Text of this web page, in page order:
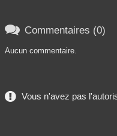
 Commentaires (0)
Aucun commentaire.
Vous n'avez pas